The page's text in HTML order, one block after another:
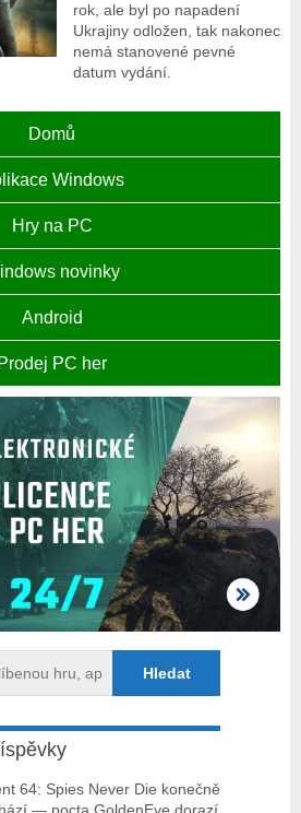
rok, ale byl po napadení
Ukrajiny odložen, tak nakonec
nemá stanovené pevné
datum vydání.
Domů
Windows
Hry na PC
novinky
Android
Prodej PC her
64: Spies Never Die konečně